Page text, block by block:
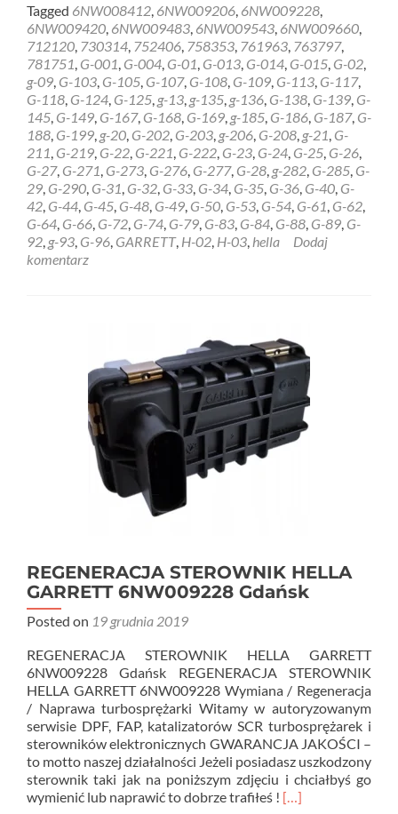
about
REGENERACJA
STEROWNIK
HELLA
GARRETT
6NW009228
Słupsk
Tagged 6NW008412, 6NW009206, 6NW009228,
6NW009420, 6NW009483, 6NW009543, 6NW009660,
712120, 730314, 752406, 758353, 761963, 763797,
781751, G-001, G-004, G-01, G-013, G-014, G-015, G-02,
g-09, G-103, G-105, G-107, G-108, G-109, G-113, G-117,
G-118, G-124, G-125, g-13, g-135, g-136, G-138, G-139, G-
145, G-149, G-167, G-168, G-169, g-185, G-186, G-187, G-
188, G-199, g-20, G-202, G-203, g-206, G-208, g-21, G-
211, G-219, G-22, G-221, G-222, G-23, G-24, G-25, G-26,
G-27, G-271, G-273, G-276, G-277, G-28, g-282, G-285, G-
29, G-290, G-31, G-32, G-33, G-34, G-35, G-36, G-40, G-
42, G-44, G-45, G-48, G-49, G-50, G-53, G-54, G-61, G-62,
G-64, G-66, G-72, G-74, G-79, G-83, G-84, G-88, G-89, G-
92, g-93, G-96, GARRETT, H-02, H-03, hella
Dodaj
komentarz
REGENERACJA STEROWNIK HELLA
GARRETT 6NW009228 Gdańsk
Posted on 19 grudnia 2019
REGENERACJA STEROWNIK HELLA GARRETT
6NW009228 Gdańsk REGENERACJA STEROWNIK
HELLA GARRETT 6NW009228 Wymiana / Regeneracja
/ Naprawa turbosprężarki Witamy w autoryzowanym
serwisie DPF, FAP, katalizatorów SCR turbosprężarek i
sterowników elektronicznych GWARANCJA JAKOŚCI –
to motto naszej działalności Jeżeli posiadasz uszkodzony
sterownik taki jak na poniższym zdjęciu i chciałbyś go
wymienić lub naprawić to dobrze trafiłeś ! Read
[…]